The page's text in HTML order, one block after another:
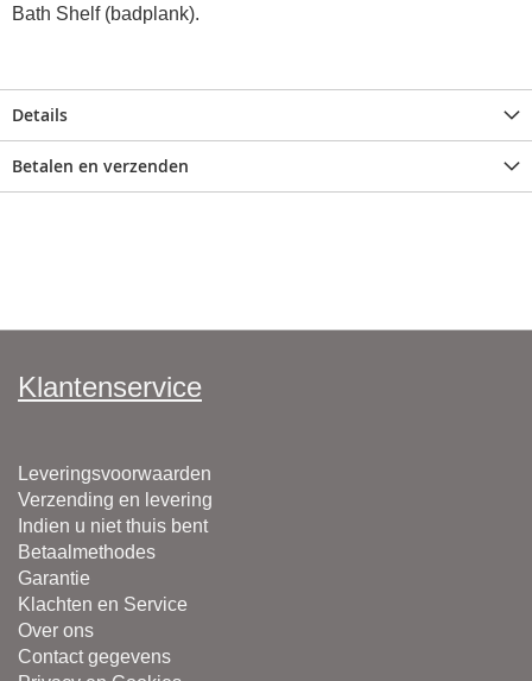
Bath Shelf (badplank).
Details
Betalen en verzenden
Klantenservice
Leveringsvoorwaarden
Verzending en levering
Indien u niet thuis bent
Betaalmethodes
Garantie
Klachten en Service
Over ons
Contact gegevens